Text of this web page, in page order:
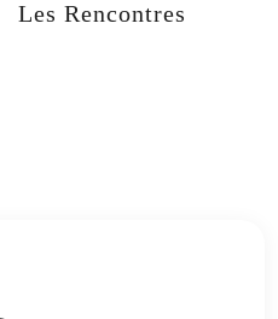
Les Rencontres